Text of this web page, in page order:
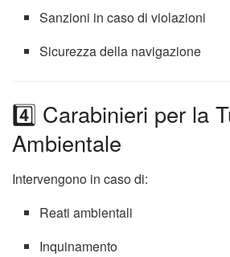
Sanzioni in caso di violazioni
Sicurezza della navigazione
4️⃣ Carabinieri per la
Ambientale
Intervengono in caso di:
Reati ambientali
Inquinamento